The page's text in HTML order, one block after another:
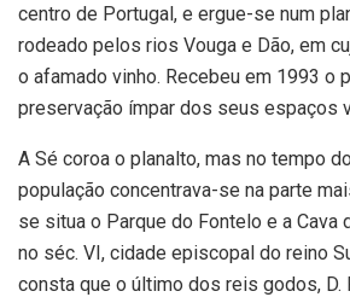
centro de Portugal, e ergue-se num
rodeado pelos rios Vouga e Dão, em
o afamado vinho. Recebeu em 1993 o
preservação ímpar dos seus espaços
A Sé coroa o planalto, mas no tempo
população concentrava-se na parte
se situa o Parque do Fontelo e a Cava
no séc. VI, cidade episcopal do reino
consta que o último dos reis godos, D.